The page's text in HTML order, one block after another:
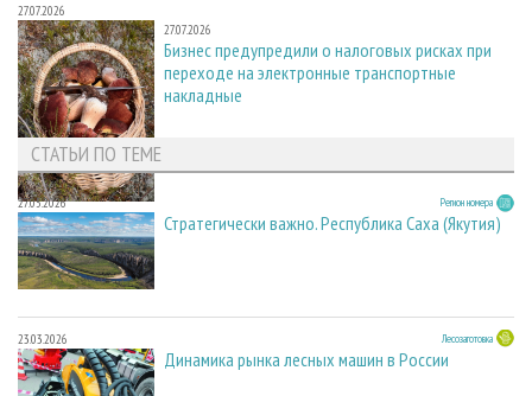
27.07.2026
27.07.2026
Бизнес предупредили о налоговых рисках при
переходе на электронные транспортные
накладные
СТАТЬИ ПО ТЕМЕ
27.05.2026 Регион номера
Стратегически важно. Республика Саха (Якутия)
23.03.2026 Лесозаготовка
Динамика рынка лесных машин в России